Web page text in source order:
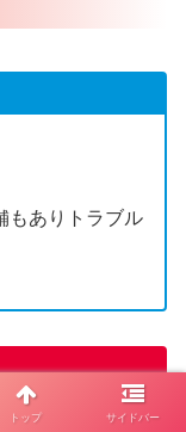
もありトラブル
鍵作成できない
トップ サイドバー